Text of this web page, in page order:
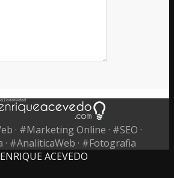
· #Marketing Online · #SEO ·
· #AnaliticaWeb · #Fotografia
ACEVEDO